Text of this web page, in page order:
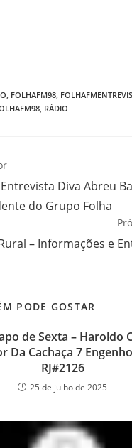
FOLHAFM98
RÁDIO
Diva Abreu
do Grupo Folha
– Informações e
PODE GOSTAR
de Sexta – Haroldo
Da Cachaça 7
RJ#2126
25 de julho de 2025